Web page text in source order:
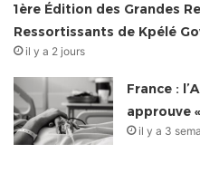
1ère Édition des Grandes
Ressortissants de Kpélé
il y a 2 jours
France :
approuve
il y a 3